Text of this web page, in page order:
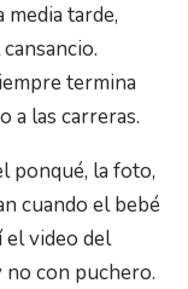
media tarde,
termina
a las carreras.
ponqué, la foto,
cuando el bebé
el video del
no con puchero.